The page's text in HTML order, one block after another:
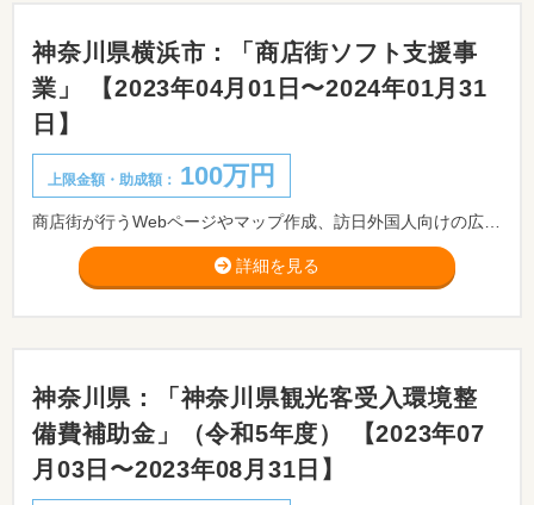
神奈川県横浜市：「商店街ソフト支援事
業」 【2023年04月01日〜2024年01月31
日】
上限金額・助成額： 100万円
詳細を見る
神奈川県：「神奈川県観光客受入環境整
備費補助金」（令和5年度） 【2023年07
月03日〜2023年08月31日】